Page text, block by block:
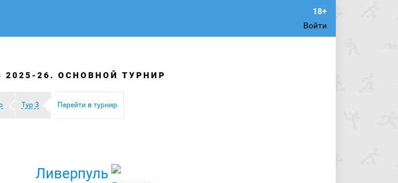
Войти
26. ОСНОВНОЙ ТУРНИР
Тур 3 Перейти в турнир
Ливерпуль